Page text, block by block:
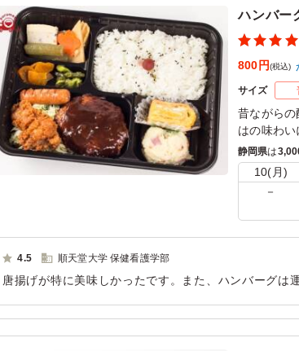
ご利用シーン：イベント運営›展示会
ハンバー
800円(税込)
サイズ
昔ながら
はの味わ
げた洋食
静岡県は
10(月)
－
4.5 順天堂大学 保健看護学部
唐揚げが特に美味しかったです。また、ハンバーグは
を楽しむことができました。